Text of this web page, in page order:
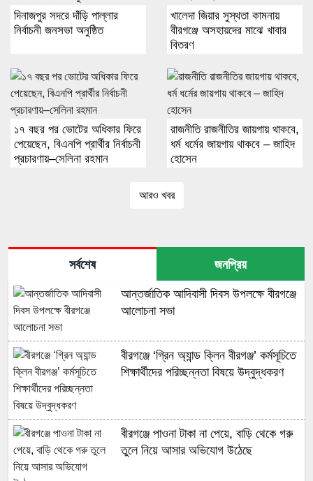
দিনাজপুর সদরে দাঁড়ি পাল্লার
নির্বাচনী জনসভা অনুষ্ঠিত
খালেদা জিয়ার সুস্থতা কামনায়
বীরগঞ্জে অসহায়দের মাঝে খাবার
বিতরণ
১৭ বছর পর ভোটের অধিকার ফিরে
পেয়েছেন, বিএনপি প্রার্থীর নির্বাচনী
প্রচারণায়–সেলিনা রহমান
রাজনীতি রাজনীতির জায়গায় থাকবে,
ধর্ম ধর্মের জায়গায় থাকবে – জাহিদ
হোসেন
আরও খবর
সর্বশেষ জনপ্রিয়
আন্তর্জাতিক আদিবাসী দিবস উপলক্ষে বীরগঞ্জে
আলোচনা সভা
বীরগঞ্জে ‘গ্রিন অ্যান্ড ক্লিন বীরগঞ্জ’ কর্মসূচিতে
শিক্ষার্থীদের পরিচ্ছন্নতা বিষয়ে উদ্বুদ্ধকরণ
বীরগঞ্জে পাওনা টাকা না পেয়ে, বাড়ি থেকে গরু
তুলে নিয়ে আসার অভিযোগ উঠেছে